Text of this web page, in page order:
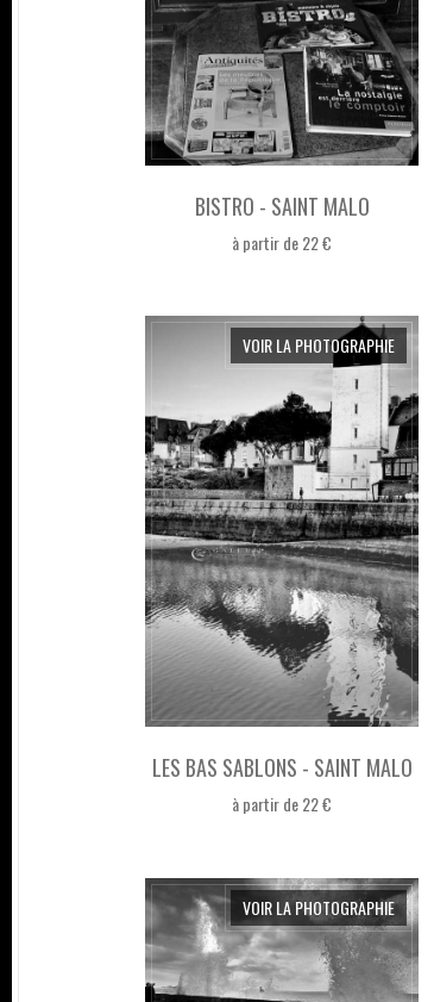
BISTRO - SAINT MALO
à partir de 22 €
LES BAS SABLONS - SAINT MALO
à partir de 22 €
VOIR LA PHOTOGRAPHIE
VOIR LA PHOTOGRAPHIE